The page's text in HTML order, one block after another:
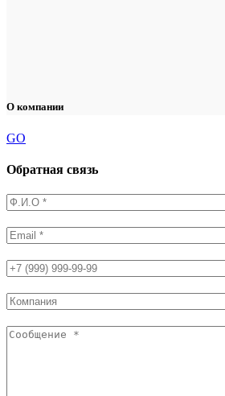
О компании
GO
Обратная связь